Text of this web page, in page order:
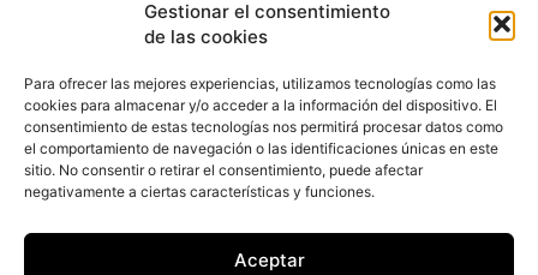
Gestionar el consentimiento
de las cookies
Para ofrecer las mejores experiencias, utilizamos tecnologías como las
cookies para almacenar y/o acceder a la información del dispositivo. El
consentimiento de estas tecnologías nos permitirá procesar datos como
el comportamiento de navegación o las identificaciones únicas en este
sitio. No consentir o retirar el consentimiento, puede afectar
negativamente a ciertas características y funciones.
Aceptar
ir a hemeroteca
+ Contenido en redes sociales